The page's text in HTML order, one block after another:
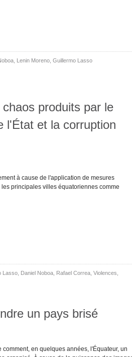
Lenin Moreno Guillermo Lasso
produits par le
l'État et la corruption
à cause de l'application de mesures
principales villes équatoriennes comme
Lasso Daniel Noboa Rafael Correa Violences
un pays brisé
en quelques années, l'Équateur, un